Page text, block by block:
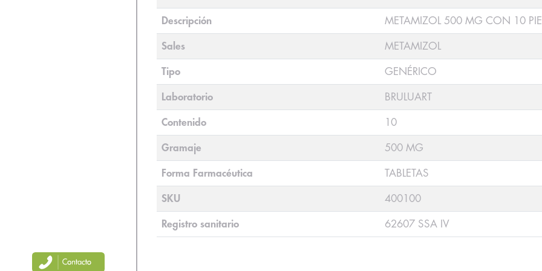
Descripción METAMIZOL 500 MG CON 10
Sales METAMIZOL
Tipo GENÉRICO
Laboratorio BRULUART
Contenido 10
Gramaje 500 MG
Forma Farmacéutica TABLETAS
SKU 400100
Registro sanitario 62607 SSA IV